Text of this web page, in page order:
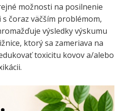
možnosti na posilnenie
čoraz väčším problémom,
výsledky výskumu
ktorý sa zameriava na
toxicitu kovov a/alebo